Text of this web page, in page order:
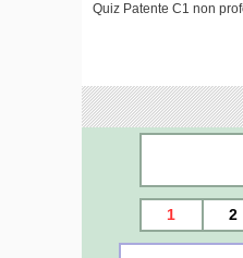
Quiz Patente C1 non
1 2